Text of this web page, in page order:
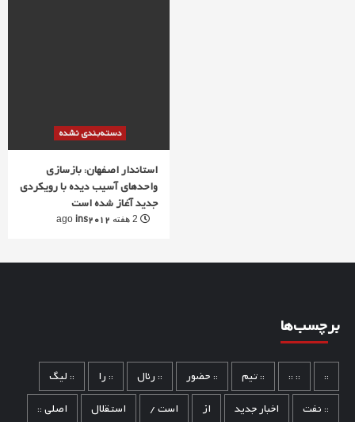
دسته‌بندی نشده
استاندار اصفهان: بازسازی
واحدهای آسیب دیده با رویکردی
جدید آغاز شده است
ins2012
برچسب‌ها
::
:: :: :: تیم :: حضور :: رئال :: را
:: لیگ
:: نفت
اخبار جدید از است / استقلال اصلی ::